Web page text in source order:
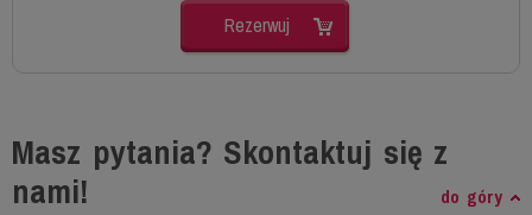
Rezerwuj
Masz pytania? Skontaktuj się z
nami!
do góry